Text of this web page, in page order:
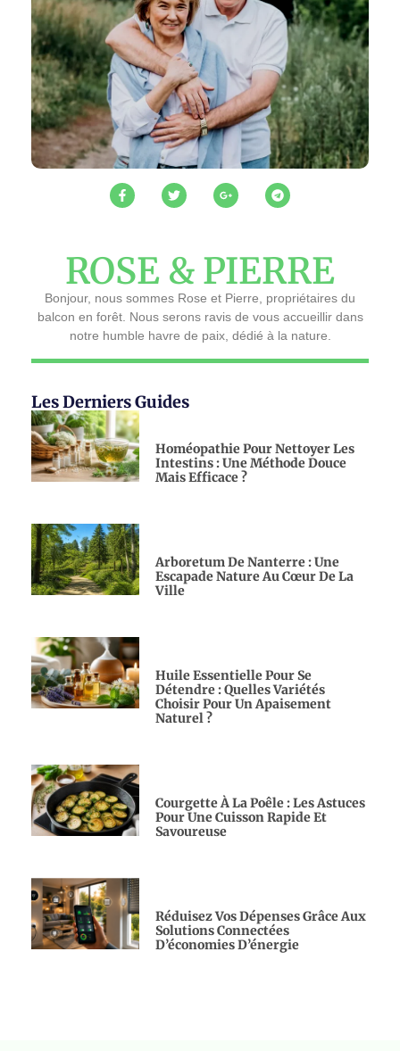
ROSE & PIERRE
Bonjour, nous sommes Rose et Pierre, propriétaires du
balcon en forêt. Nous serons ravis de vous accueillir dans
notre humble havre de paix, dédié à la nature.
Les Derniers Guides
Homéopathie Pour Nettoyer Les
Intestins : Une Méthode Douce
Mais Efficace ?
Arboretum De Nanterre : Une
Escapade Nature Au Cœur De La
Ville
Huile Essentielle Pour Se
Détendre : Quelles Variétés
Choisir Pour Un Apaisement
Naturel ?
Courgette À La Poêle : Les Astuces
Pour Une Cuisson Rapide Et
Savoureuse
Réduisez Vos Dépenses Grâce Aux
Solutions Connectées
D’économies D’énergie